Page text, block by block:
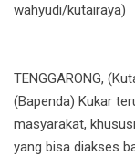
wahyudi/kutairaya)
TENGGARONG,
(Bapenda) Kukar
masyarakat,
yang bisa diakses